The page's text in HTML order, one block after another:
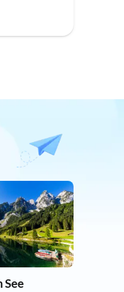
See